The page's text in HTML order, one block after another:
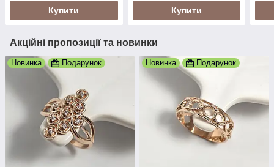
Купити Купити
Акційні пропозиції та новинки
Новинка Подарунок Новинка Подарунок